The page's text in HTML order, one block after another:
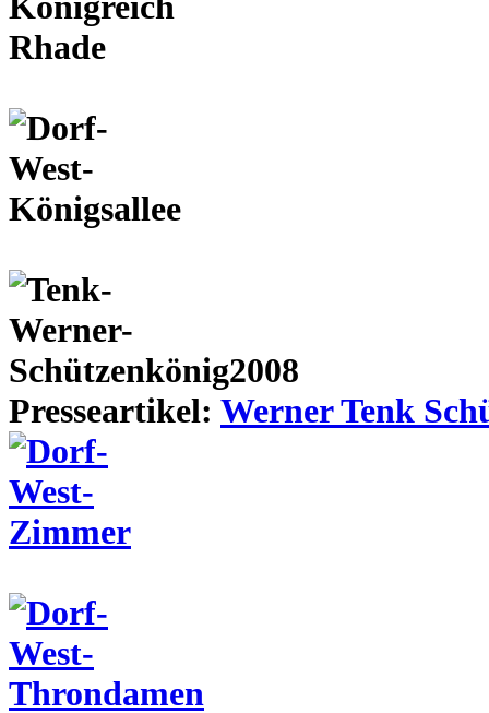
Presseartikel: Werner Tenk